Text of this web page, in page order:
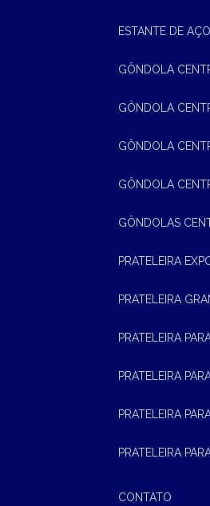
ESTANTE DE
GÔNDOLA
GÔNDOLA
GÔNDOLA
GÔNDOLA
GÔNDOLAS
PRATELEIRA
PRATELEIRA
PRATELEIRA
PRATELEIRA
PRATELEIRA
PRATELEIRA
CONTATO